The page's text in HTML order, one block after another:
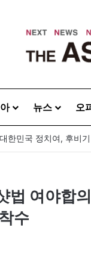
뉴스 오
년 기념식…12일 오
여야합
수